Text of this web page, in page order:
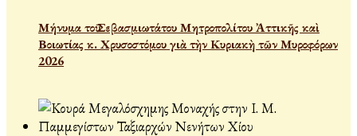
Μήνυμα τοῦ Σεβασμιωτάτου Μητροπολίτου Ἀττικῆς καὶ
Βοιωτίας κ. Χρυσοστόμου γιὰ τὴν Κυριακὴ τῶν Μυροφόρων
2026